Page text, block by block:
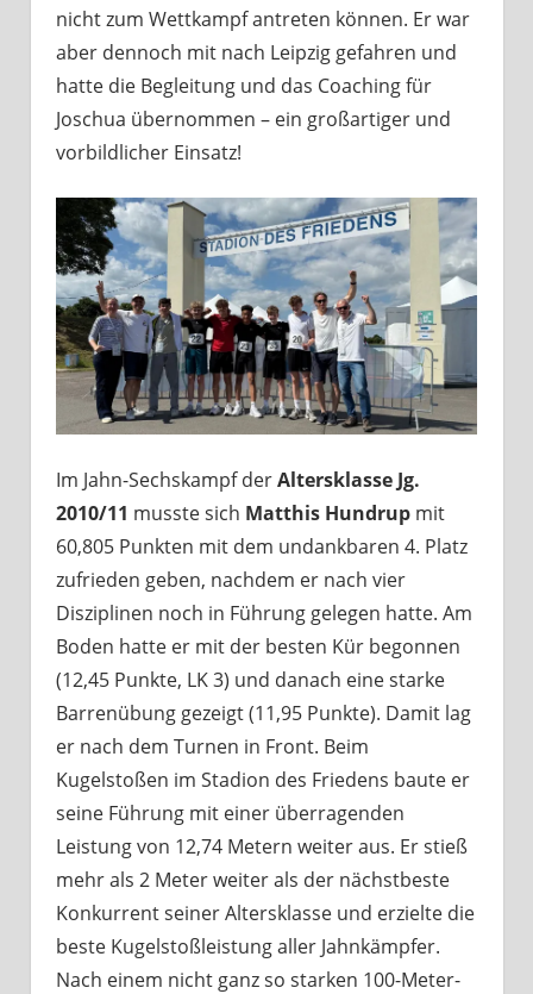
nicht zum Wettkampf antreten können. Er war
aber dennoch mit nach Leipzig gefahren und
hatte die Begleitung und das Coaching für
Joschua übernommen – ein großartiger und
vorbildlicher Einsatz!
Im Jahn-Sechskampf derAltersklasse Jg.
2010/11 musste sich Matthis Hundrupmit
60,805 Punkten mit dem undankbaren 4. Platz
zufrieden geben, nachdem er nach vier
Disziplinen noch in Führung gelegen hatte. Am
Boden hatte er mit der besten Kür begonnen
(12,45 Punkte, LK 3) und danach eine starke
Barrenübung gezeigt (11,95 Punkte). Damit lag
er nach dem Turnen in Front. Beim
Kugelstoßen im Stadion des Friedens baute er
seine Führung mit einer überragenden
Leistung von 12,74 Metern weiter aus. Er stieß
mehr als 2 Meter weiter als der nächstbeste
Konkurrent seiner Altersklasse und erzielte die
beste Kugelstoßleistung aller Jahnkämpfer.
Nach einem nicht ganz so starken 100-Meter-